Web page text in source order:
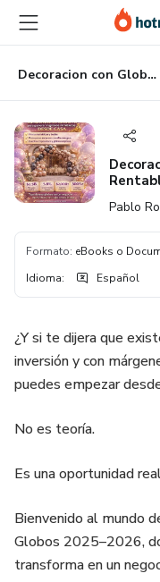
principal
página
de
página
Decoracion con Globos El Negocio Mas Rentable Viral
Pablo
Formato: eBooks o
Idioma: Español
¿Y si te dijera que
inversión y con
puedes empezar
No es teoría.
Es una oportunidad
Bienvenido al mundo
Globos 2025–2026,
transforma en un